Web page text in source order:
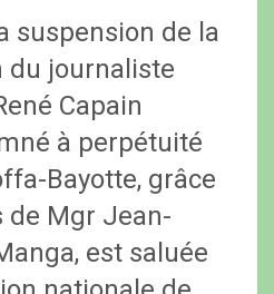
suspension de la
du journaliste
Capain
à perpétuité
Bayotte, grâce
de Mgr Jean-
est saluée